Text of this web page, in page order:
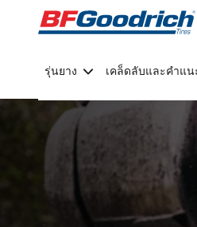
Go to page content
Go to page
รุ่นยาง เคล็ดลับและคำแน